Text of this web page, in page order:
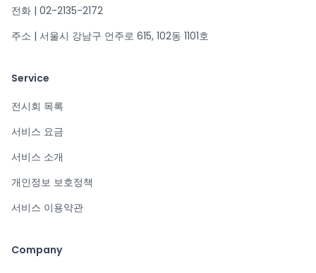
전화 | 02-2135-2172
주소 | 서울시 강남구 언주로 615, 102동 1101호
Service
전시회 목록
서비스 요금
서비스 소개
개인정보 보호정책
서비스 이용약관
Company